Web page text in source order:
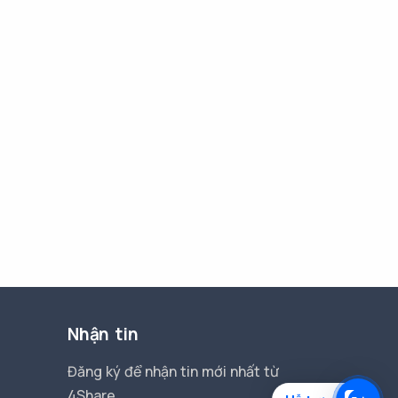
Nhận tin
Đăng ký để nhận tin mới nhất từ